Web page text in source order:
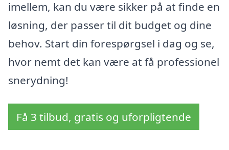
imellem, kan du være sikker på at finde en
løsning, der passer til dit budget og dine
behov. Start din forespørgsel i dag og se,
hvor nemt det kan være at få professionel
snerydning!
Få 3 tilbud, gratis og uforpligtende